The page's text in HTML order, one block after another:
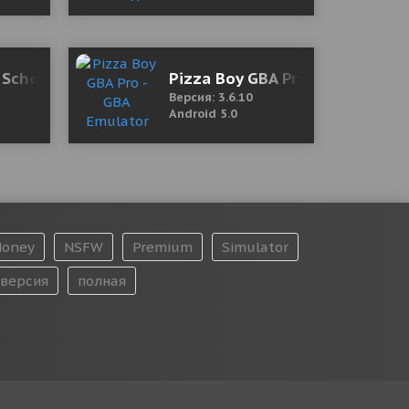
1.15.00 Мод (много денег)Pizza Boy GBA Pro - GBA
Версия: 3.6.10
Android 5.0
NSFW Premium
Simulator
версия
полная